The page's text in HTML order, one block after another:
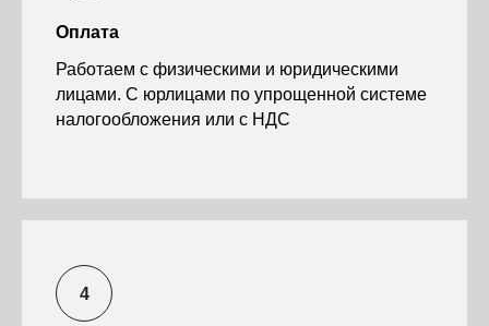
Оплата
Работаем с физическими и юридическими
лицами. С юрлицами по упрощенной системе
налогообложения или с НДС